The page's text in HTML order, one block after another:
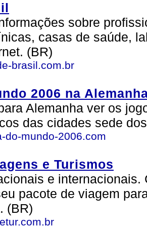
sobre
casas de saúde,
(BR)
brasil.com.br
2006 na
Alemanha ver os
das cidades sede
do-mundo-2006.com
e Turismos
e
pacote de viagem
(BR)